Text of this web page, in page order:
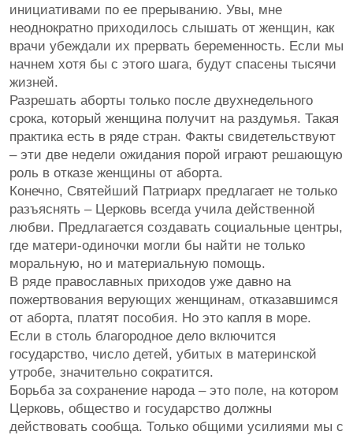
инициативами по ее прерыванию. Увы, мне
неоднократно приходилось слышать от женщин, как
врачи убеждали их прервать беременность. Если мы
начнем хотя бы с этого шага, будут спасены тысячи
жизней.
Разрешать аборты только после двухнедельного
срока, который женщина получит на раздумья. Такая
практика есть в ряде стран. Факты свидетельствуют
– эти две недели ожидания порой играют решающую
роль в отказе женщины от аборта.
Конечно, Святейший Патриарх предлагает не только
разъяснять – Церковь всегда учила действенной
любви. Предлагается создавать социальные центры,
где матери-одиночки могли бы найти не только
моральную, но и материальную помощь.
В ряде православных приходов уже давно на
пожертвования верующих женщинам, отказавшимся
от аборта, платят пособия. Но это капля в море.
Если в столь благородное дело включится
государство, число детей, убитых в материнской
утробе, значительно сократится.
Борьба за сохранение народа – это поле, на котором
Церковь, общество и государство должны
действовать сообща. Только общими усилиями мы с